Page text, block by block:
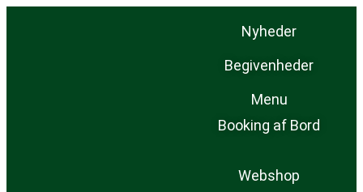
Nyheder
Begivenheder
Menu
Booking af Bord
Webshop